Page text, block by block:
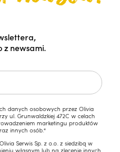
z newsami.
danych osobowych przez Olivia
ul. Grunwaldzkiej 472C w celach
marketingu produktów
innych osób.*
Serwis Sp. z o.o. z siedzibą w
własnym lub na zlecenie innych